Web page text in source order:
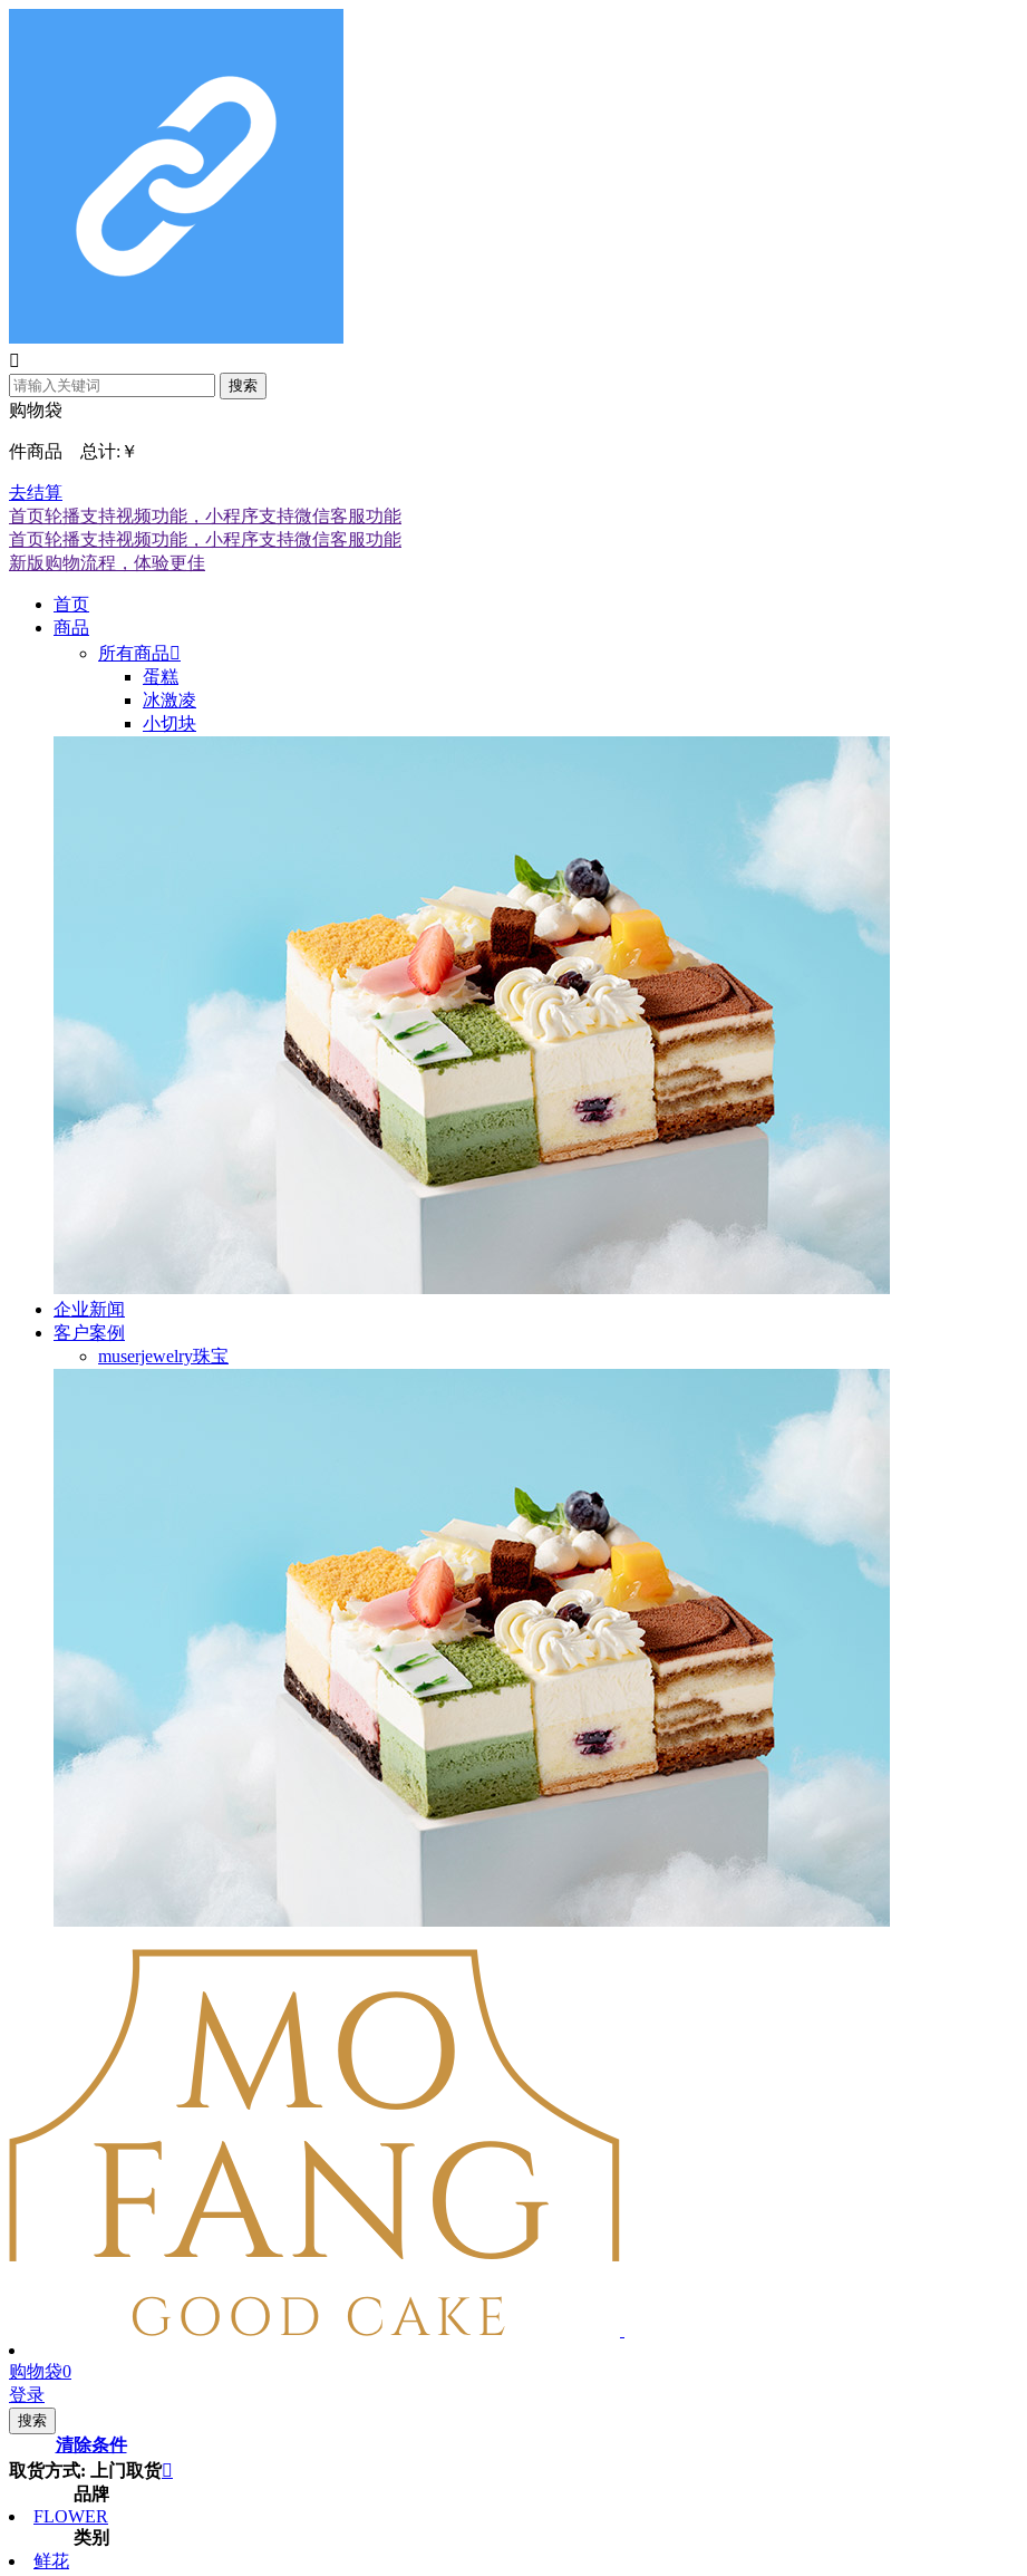

搜索
购物袋
件商品 总计: ￥
去结算
首页轮播支持视频功能，小程序支持微信客服功能
首页轮播支持视频功能，小程序支持微信客服功能
新版购物流程，体验更佳
首页
商品
所有商品
蛋糕
冰激凌
小切块
企业新闻
客户案例
muserjewelry珠宝
购物袋0
登录
搜索
清除条件
取货方式: 上门取货
品牌
FLOWER
类别
鲜花